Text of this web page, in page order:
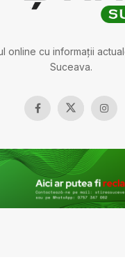
online cu informații
Suceava.